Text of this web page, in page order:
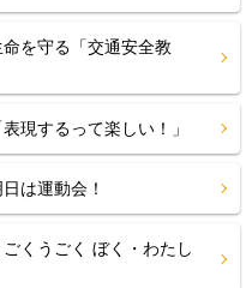
を守る「交通安全教
現するって楽しい！」
は運動会！
くうごく ぼく・わたし